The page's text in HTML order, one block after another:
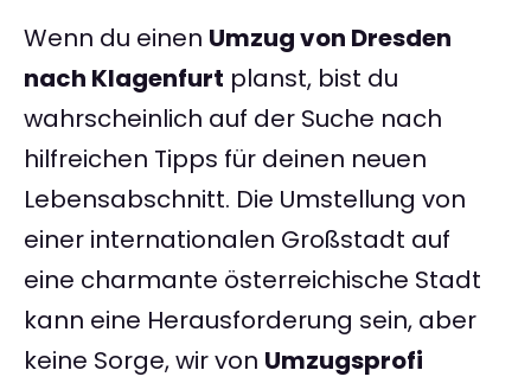
Wenn du einen Umzug von Dresden
nach Klagenfurt planst, bist du
wahrscheinlich auf der Suche nach
hilfreichen Tipps für deinen neuen
Lebensabschnitt. Die Umstellung von
einer internationalen Großstadt auf
eine charmante österreichische Stadt
kann eine Herausforderung sein, aber
keine Sorge, wir von Umzugsprofi